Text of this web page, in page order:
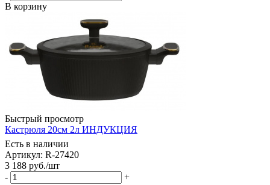
В корзину
Быстрый просмотр
Кастрюля 20см 2л ИНДУКЦИЯ
Есть в наличии
Артикул: R-27420
3 188 руб./шт
-
+